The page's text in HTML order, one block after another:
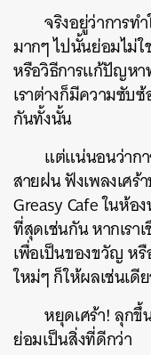
จริงอยู่ว่าการท
มากๆ ไปนั้นย่อมไม่ใ
หรือวิธีการแก้ปัญหา
เราต่างก็มีความซั
กันทั้งนั้น
แต่แน่นอนว่ากา
สายฝน ฟังเพลงเศร้
Greasy Cafe ในห้
ที่สุดเช่นกัน หากเรา
เพื่อเป็นของขวัญ หรื
ใหม่ๆ ก็ให้ผลเช่นเดี
หยุดเศร้า! ลุกขึ้
ย่อมเป็นสิ่งที่ดีกว่า